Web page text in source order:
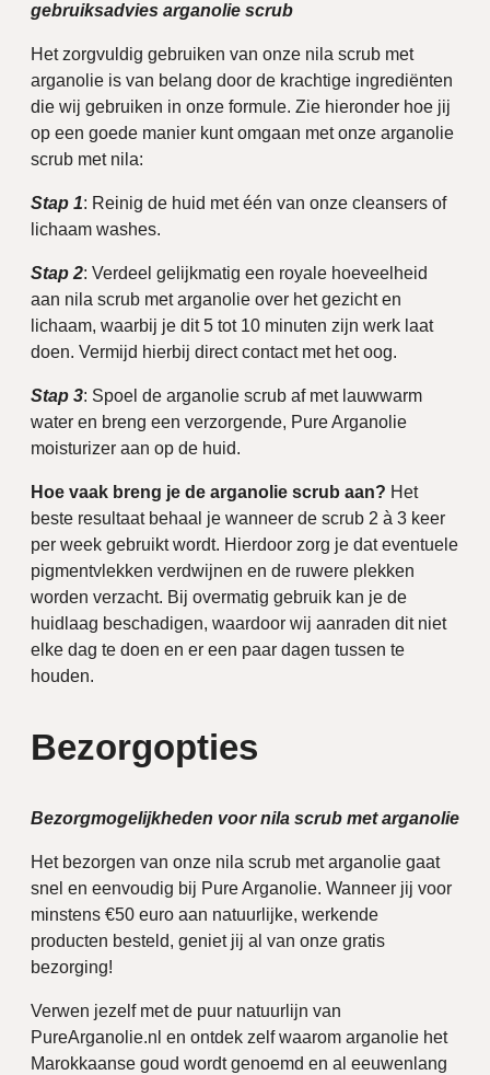
gebruiksadvies arganolie scrub
Het zorgvuldig gebruiken van onze nila scrub met
arganolie is van belang door de krachtige ingrediënten
die wij gebruiken in onze formule. Zie hieronder hoe jij
op een goede manier kunt omgaan met onze arganolie
scrub met nila:
Stap 1: Reinig de huid met één van onze cleansers of
lichaam washes.
Stap 2: Verdeel gelijkmatig een royale hoeveelheid
aan nila scrub met arganolie over het gezicht en
lichaam, waarbij je dit 5 tot 10 minuten zijn werk laat
doen. Vermijd hierbij direct contact met het oog.
Stap 3: Spoel de arganolie scrub af met lauwwarm
water en breng een verzorgende, Pure Arganolie
moisturizer aan op de huid.
Hoe vaak breng je de arganolie scrub aan? Het
beste resultaat behaal je wanneer de scrub 2 à 3 keer
per week gebruikt wordt. Hierdoor zorg je dat eventuele
pigmentvlekken verdwijnen en de ruwere plekken
worden verzacht. Bij overmatig gebruik kan je de
huidlaag beschadigen, waardoor wij aanraden dit niet
elke dag te doen en er een paar dagen tussen te
houden.
Bezorgopties
Bezorgmogelijkheden voor nila scrub met arganolie
Het bezorgen van onze nila scrub met arganolie gaat
snel en eenvoudig bij Pure Arganolie. Wanneer jij voor
minstens €50 euro aan natuurlijke, werkende
producten besteld, geniet jij al van onze gratis
bezorging!
Verwen jezelf met de puur natuurlijn van
PureArganolie.nl en ontdek zelf waarom arganolie het
Marokkaanse goud wordt genoemd en al eeuwenlang